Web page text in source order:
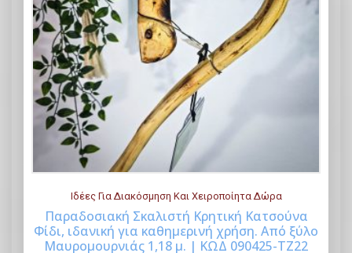
Buy Now
Ιδέες Για Διακόσμηση Και Χειροποίητα Δώρα
Παραδοσιακή Σκαλιστή Κρητική Κατσούνα
Φίδι, ιδανική για καθημερινή χρήση. Από ξύλο
Μαυρομουρνιάς 1,18 μ. | ΚΩΔ 090425-ΤΖ22